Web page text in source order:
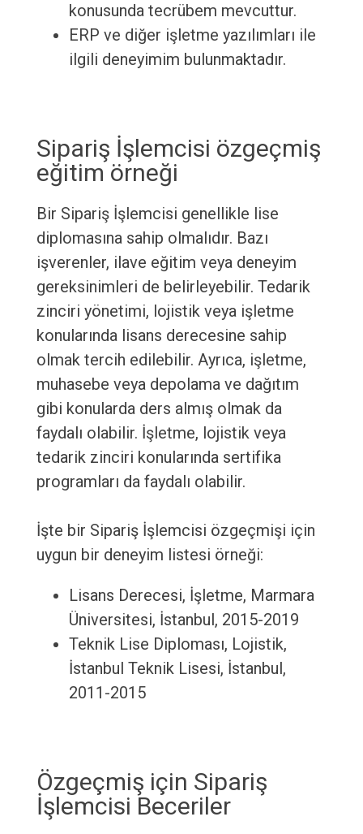
konusunda tecrübem mevcuttur.
ERP ve diğer işletme yazılımları ile
ilgili deneyimim bulunmaktadır.
Sipariş İşlemcisi özgeçmiş
eğitim örneği
Bir Sipariş İşlemcisi genellikle lise
diplomasına sahip olmalıdır. Bazı
işverenler, ilave eğitim veya deneyim
gereksinimleri de belirleyebilir. Tedarik
zinciri yönetimi, lojistik veya işletme
konularında lisans derecesine sahip
olmak tercih edilebilir. Ayrıca, işletme,
muhasebe veya depolama ve dağıtım
gibi konularda ders almış olmak da
faydalı olabilir. İşletme, lojistik veya
tedarik zinciri konularında sertifika
programları da faydalı olabilir.
İşte bir Sipariş İşlemcisi özgeçmişi için
uygun bir deneyim listesi örneği:
Lisans Derecesi, İşletme, Marmara
Üniversitesi, İstanbul, 2015-2019
Teknik Lise Diploması, Lojistik,
İstanbul Teknik Lisesi, İstanbul,
2011-2015
Özgeçmiş için Sipariş
İşlemcisi Beceriler